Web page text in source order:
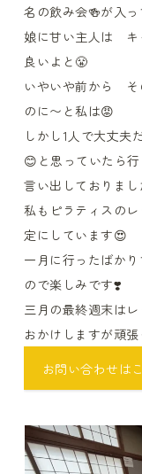
名の飲み会🍻が入
娘に甘い主人は キ
良いよと😤
いやいや前から そ
のに〜と私は😡
しかし1人で大丈
😊と思っていたら
言い出しておりま
私もピラティスの
定にしています😍
一月に行ったばか
ので楽しみです❣️
三月の最終週末は
おかけしますが頑
お問い合わせは